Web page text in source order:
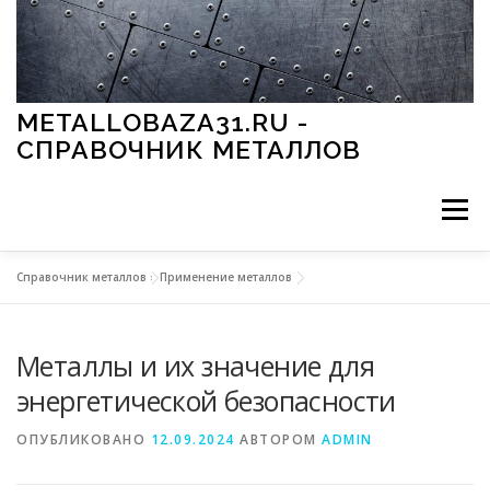
Перейти к содержимому
METALLOBAZA31.RU -
СПРАВОЧНИК МЕТАЛЛОВ
Меню
МЕТАЛЛЫ И ОКРУЖАЮЩАЯ СРЕДА
Справочник металлов »Применение металлов
Металлы и их значение для
энергетической безопасности
ОПУБЛИКОВАНО 12.09.2024 АВТОРОМ ADMIN